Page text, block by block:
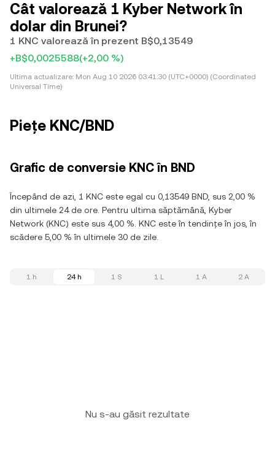
Cât valorează 1 Kyber Network în
dolar din Brunei?
1 KNC valorează în prezent B$0,13549
+B$0,0025588(+2,00 %)
Ultima actualizare: Mon Aug 10 2026 03:41:30 (UTC+0000) (Coordinated
Universal Time)
Piețe KNC/BND
Grafic de conversie KNC în BND
Începând de azi, 1 KNC este egal cu 0,13549 BND, sus 2,00 %
din ultimele 24 de ore. Pentru ultima săptămână, Kyber
Network (KNC) este sus 4,00 %. KNC este în tendințe în jos, în
scădere 5,00 % în ultimele 30 de zile.
1 h 24 h 1 S 1 L 1 A 2 A
Nu s-au găsit rezultate